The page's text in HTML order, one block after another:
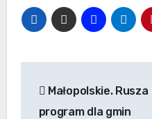
wpisu
Małopolskie. Rusza
program dla gmin